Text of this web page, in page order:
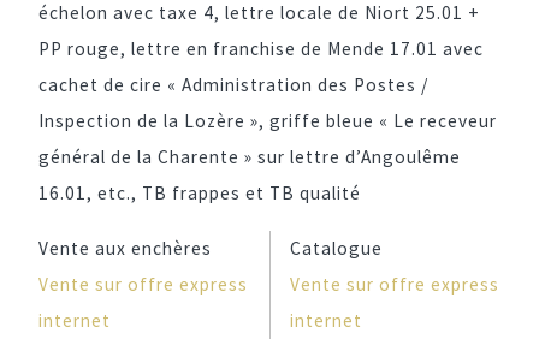
échelon avec taxe 4, lettre locale de Niort 25.01 +
PP rouge, lettre en franchise de Mende 17.01 avec
cachet de cire « Administration des Postes /
Inspection de la Lozère », griffe bleue « Le receveur
général de la Charente » sur lettre d’Angoulême
16.01, etc., TB frappes et TB qualité
Vente aux enchères
Vente sur offre express
internet
Catalogue
Vente sur offre express
internet